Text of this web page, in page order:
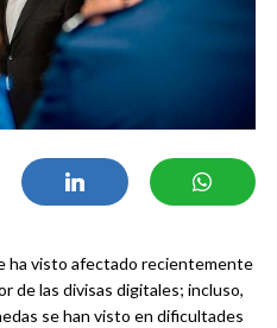
ha visto afectado recientemente
de las divisas digitales; incluso,
se han visto en dificultades